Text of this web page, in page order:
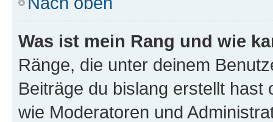
Was ist mein Rang und wie
Ränge, die unter deinem
Beiträge du bislang erstellt
wie Moderatoren und